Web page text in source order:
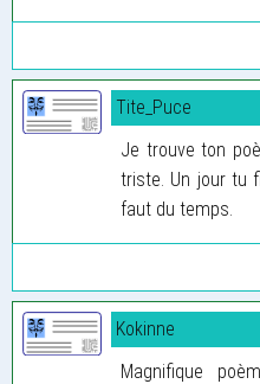
Tite_Puce
Je trouve ton
triste. Un jour tu
faut du temps.
Kokinne
Magnifique